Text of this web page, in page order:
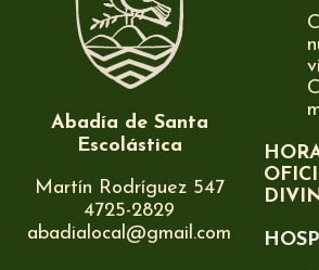
Abadía de Santa
Escolástica
Martín Rodríguez 547
4725-2829
abadialocal@gmail.com